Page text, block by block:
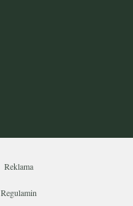
Reklama
Regulamin